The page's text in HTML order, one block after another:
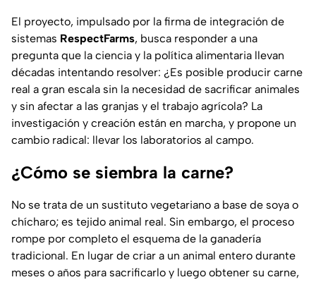
El proyecto, impulsado por la firma de integración de
sistemas RespectFarms, busca responder a una
pregunta que la ciencia y la política alimentaria llevan
décadas intentando resolver: ¿Es posible producir carne
real a gran escala sin la necesidad de sacrificar animales
y sin afectar a las granjas y el trabajo agrícola? La
investigación y creación están en marcha, y propone un
cambio radical: llevar los laboratorios al campo.
¿Cómo se siembra la carne?
No se trata de un sustituto vegetariano a base de soya o
chícharo; es tejido animal real. Sin embargo, el proceso
rompe por completo el esquema de la ganadería
tradicional. En lugar de criar a un animal entero durante
meses o años para sacrificarlo y luego obtener su carne,